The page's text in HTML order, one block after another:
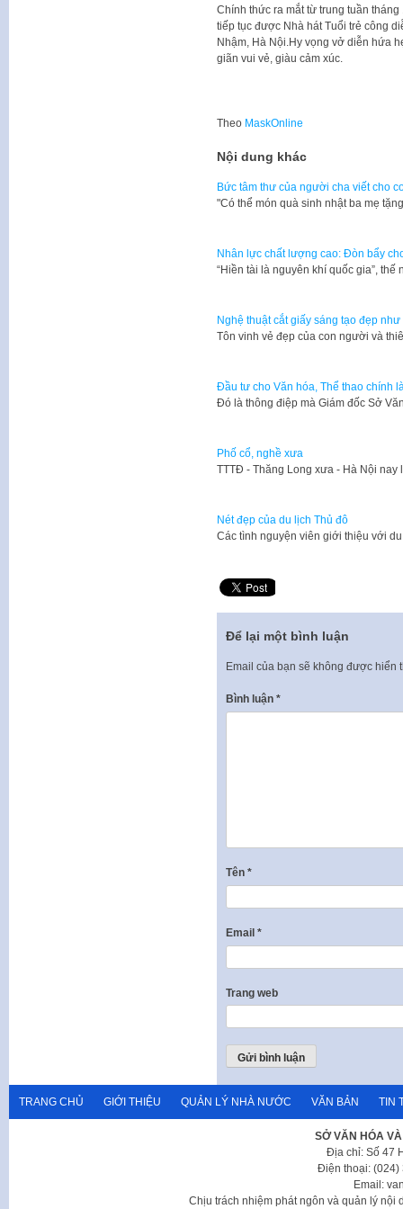
Chính thức ra mắt từ trung tuần
tiếp tục được Nhà hát Tuổi trẻ công
Nhậm, Hà Nội.Hy vọng vở diễn hứa
giãn vui vẻ, giàu cảm xúc.
Theo MaskOnline
Nội dung khác
Bức tâm thư của người cha viết cho
​"Có thể món quà sinh nhật ba mẹ
Nhân lực chất lượng cao: Đòn bẩy
“Hiền tài là nguyên khí quốc gia”,
Nghệ thuật cắt giấy sáng tạo đẹp như
​Tôn vinh vẻ đẹp của con người và
Đầu tư cho Văn hóa, Thể thao chính
Đó là thông điệp mà Giám đốc Sở
Phố cổ, nghề xưa
TTTĐ - Thăng Long xưa - Hà Nội
Nét đẹp của du lịch Thủ đô
Các tình nguyện viên giới thiệu với
Để lại một bình luận
Email của bạn sẽ không được hiển
Bình luận *
Tên *
Email *
Trang web
TRANG CHỦ GIỚI THIỆU QUẢN LÝ NHÀ NƯỚC VĂN BẢN TIN
SỞ VĂN HÓA
Địa chỉ: Số 47
Điện thoại: (024)
Email:
Chịu trách nhiệm phát ngôn và quản lý nội